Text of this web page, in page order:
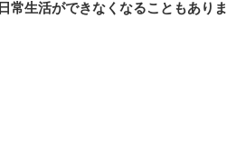
常生活ができなくなることもあり